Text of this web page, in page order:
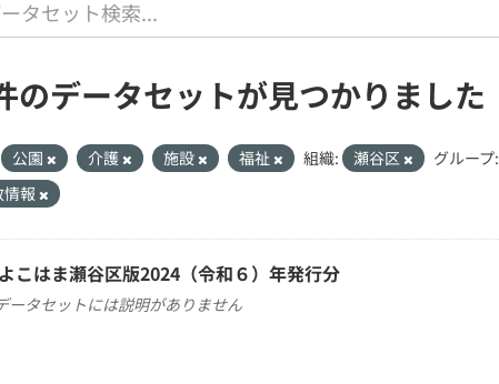
のデータセットが見つかりました
公園 介護 施設 福祉 組織: 瀬谷区
グループ:
情報
こはま瀬谷区版2024（令和６）年発行分
ータセットには説明がありません